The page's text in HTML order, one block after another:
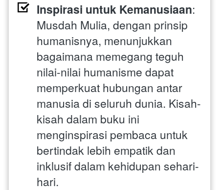
Inspirasi untuk Kemanusiaan:
Musdah Mulia, dengan prinsip
humanisnya, menunjukkan
bagaimana memegang teguh
nilai-nilai humanisme dapat
memperkuat hubungan antar
manusia di seluruh dunia. Kisah-
kisah dalam buku ini
menginspirasi pembaca untuk
bertindak lebih empatik dan
inklusif dalam kehidupan sehari-
hari.